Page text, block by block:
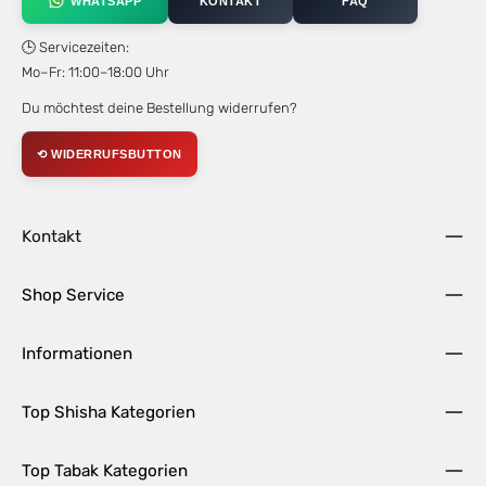
🕒 Servicezeiten:
Mo–Fr: 11:00–18:00 Uhr
Du möchtest deine Bestellung widerrufen?
⟲ WIDERRUFSBUTTON
Kontakt
Shop Service
Informationen
Top Shisha Kategorien
Top Tabak Kategorien